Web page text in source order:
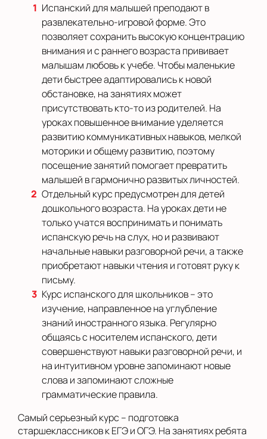
Испанский для малышей преподают в
развлекательно-игровой форме. Это
позволяет сохранить высокую концентрацию
внимания и с раннего возраста прививает
малышам любовь к учебе. Чтобы маленькие
дети быстрее адаптировались к новой
обстановке, на занятиях может
присутствовать кто-то из родителей. На
уроках повышенное внимание уделяется
развитию коммуникативных навыков, мелкой
моторики и общему развитию, поэтому
посещение занятий помогает превратить
малышей в гармонично развитых личностей.
Отдельный курс предусмотрен для детей
дошкольного возраста. На уроках дети не
только учатся воспринимать и понимать
испанскую речь на слух, но и развивают
начальные навыки разговорной речи, а также
приобретают навыки чтения и готовят руку к
письму.
Курс испанского для школьников – это
изучение, направленное на углубление
знаний иностранного языка. Регулярно
общаясь с носителем испанского, дети
совершенствуют навыки разговорной речи, и
на интуитивном уровне запоминают новые
слова и запоминают сложные
грамматические правила.
Самый серьезный курс – подготовка
старшеклассников к ЕГЭ и ОГЭ. На занятиях ребята